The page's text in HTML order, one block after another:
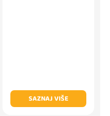
SAZNAJ VIŠE